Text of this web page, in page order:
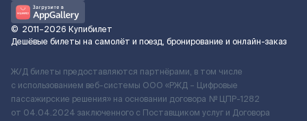
© 2011–2026 Купибилет
Дешёвые билеты на самолёт и поезд, бронирование и онлайн-заказ
Ж/Д билеты предоставляются партнёрами, в том числе
с использованием веб-системы ООО «РЖД – Цифровые
пассажирские решения» на основании договора № ЦПР-1282
от 04.04.2024 заключенного с Поставщиком услуг и Договора